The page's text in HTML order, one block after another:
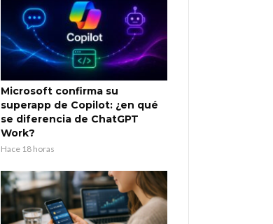
Microsoft confirma su
superapp de Copilot: ¿en qué
se diferencia de ChatGPT
Work?
Hace 18 horas